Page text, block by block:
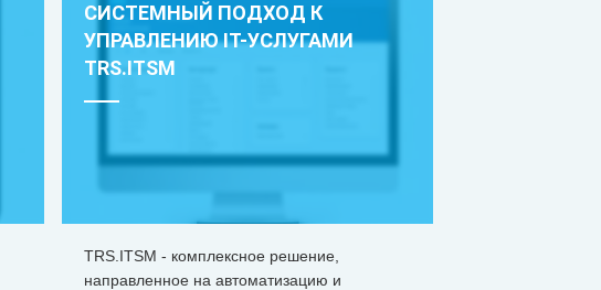
СИСТЕМНЫЙ ПОДХОД К
УПРАВЛЕНИЮ IT-УСЛУГАМИ
TRS.ITSM
TRS.ITSM - комплексное решение,
направленное на автоматизацию и